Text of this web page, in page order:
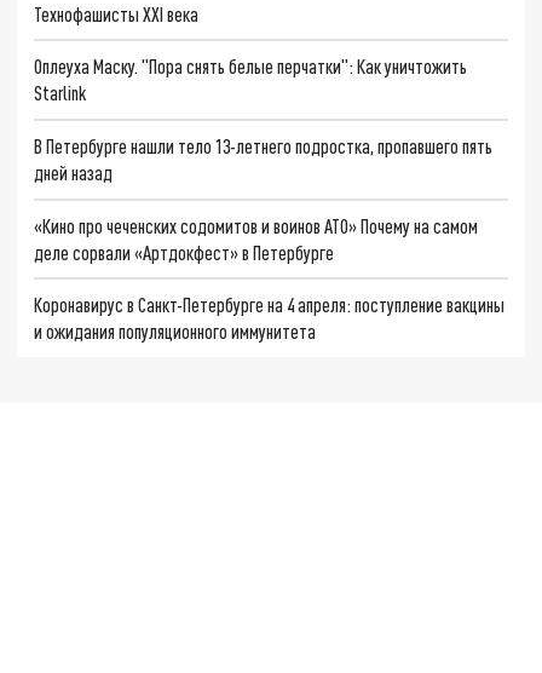
Технофашисты XXI века
Оплеуха Маску. "Пора снять белые перчатки": Как уничтожить
Starlink
В Петербурге нашли тело 13-летнего подростка, пропавшего пять
дней назад
«Кино про чеченских содомитов и воинов АТО» Почему на самом
деле сорвали «Артдокфест» в Петербурге
Коронавирус в Санкт-Петербурге на 4 апреля: поступление вакцины
и ожидания популяционного иммунитета